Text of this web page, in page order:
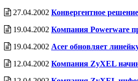
27.04.2002 Конвергентное
19.04.2002 Компания Powerware
19.04.2002 Acer обновляет
12.04.2002 Компания ZyXEL